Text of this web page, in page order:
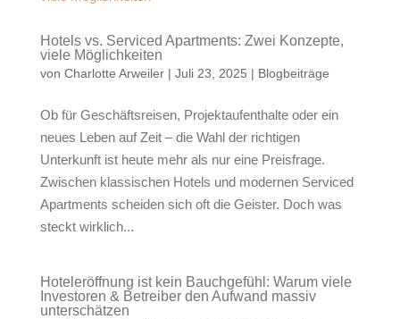
Hotels vs. Serviced Apartments: Zwei Konzepte,
viele Möglichkeiten
von Charlotte Arweiler| Juli 23, 2025 | Blogbeiträge
Ob für Geschäftsreisen, Projektaufenthalte oder ein
neues Leben auf Zeit – die Wahl der richtigen
Unterkunft ist heute mehr als nur eine Preisfrage.
Zwischen klassischen Hotels und modernen Serviced
Apartments scheiden sich oft die Geister. Doch was
steckt wirklich...
Hoteleröffnung ist kein Bauchgefühl: Warum viele
Investoren & Betreiber den Aufwand massiv
unterschätzen